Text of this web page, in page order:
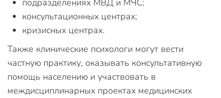
подразделениях МВД и МЧС;
консультационных центрах;
кризисных центрах.
Также клинические психологи могут вести
частную практику, оказывать консультативную
помощь населению и участвовать в
междисциплинарных проектах медицинских